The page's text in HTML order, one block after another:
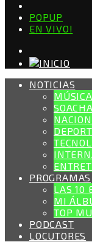
POPUP
EN VIVO!
NOTICIAS
MÚSICA
SOACHA
PROGRAMAS
LAS 10
MI
TOP
PODCAST
LOCUTORES